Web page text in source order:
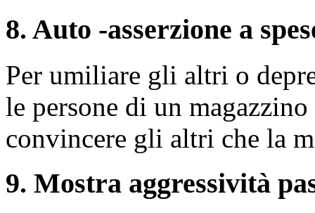
8. Auto -asserzione a
Per umiliare gli altri o
le persone di un
convincere gli altri che la
9. Mostra aggressività